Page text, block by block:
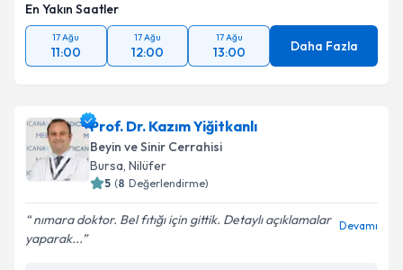
En Yakın Saatler
17 Ağu
11:00
17 Ağu
12:00
17 Ağu
13:00 Daha Fazla
Prof. Dr. Kazım Yiğitkanlı
Beyin ve Sinir Cerrahisi
Bursa, Nilüfer
5 (8 Değerlendirme)
nımara doktor. Bel fıtığı için gittik. Detaylı açıklamalar
yaparak...
Devamı